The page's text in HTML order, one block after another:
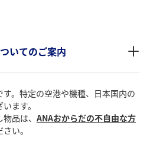
いてのご案内
。特定の空港や機種、日本国内の
ます。
品は、 ANAおからだの不自由な方
い。